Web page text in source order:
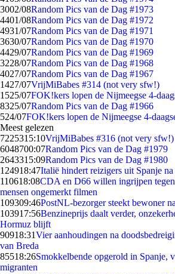
3002/08Random Pics van de Dag #1973
4401/08Random Pics van de Dag #1972
4931/07Random Pics van de Dag #1971
3630/07Random Pics van de Dag #1970
4429/07Random Pics van de Dag #1969
3228/07Random Pics van de Dag #1968
4027/07Random Pics van de Dag #1967
1427/07VrijMiBabes #314 (not very sfw!)
1525/07FOK!kers lopen de Nijmeegse 4-
8325/07Random Pics van de Dag #1966
524/07FOK!kers lopen de Nijmeegse 4-
Meest gelezen
7225315:10VrijMiBabes #316 (not very sfw!)
6048700:07Random Pics van de Dag #1979
2643315:09Random Pics van de Dag #1980
124918:47Italië hindert reizigers uit Spanje
110618:08CDA en D66 willen ingrijpen
mensen ongemerkt filmen
109309:46PostNL-bezorger steekt bewoner
103917:56Benzineprijs daalt verder,
Hormuz blijft
90918:31Vier aanhoudingen na
van Breda
85518:26Smokkelbende opgerold in Spanje,
migranten